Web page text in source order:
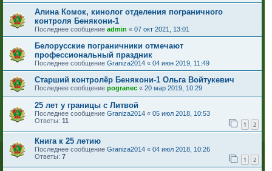
Алина Комок, кинолог отделения пограничного
контроля Бенякони-1
Последнее сообщение admin « 07 окт 2021, 13:01
Белорусские пограничники отмечают
профессиональный праздник
Последнее сообщение Graniza2014 « 04 июн 2019, 11:49
Старший контролёр Бенякони-1 Ольга Войтукевич
Последнее сообщение pogranec « 20 мар 2019, 10:29
25 лет у границы с Литвой
Последнее сообщение Graniza2014 « 05 июл 2018, 10:53
Ответы: 11 1 2
Книга к 25 летию
Последнее сообщение Graniza2014 « 04 июл 2018, 10:26
Ответы: 7 1 2